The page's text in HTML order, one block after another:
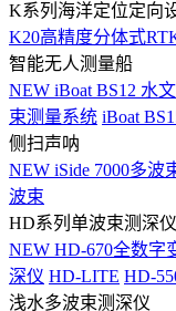
K系列海洋定位定向
K20高精度分体式
智能无人测量船
NEW iBoat BS12 水
束测量系统 iBoat
侧扫声呐
NEW iSide 7000多波
波束
HD系列单波束测深仪
NEW HD-670全数字
深仪 HD-LITE HD-
浅水多波束测深仪